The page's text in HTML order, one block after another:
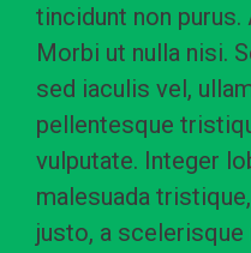
tincidunt non
Morbi ut nulla nisi.
sed iaculis vel,
pellentesque
vulputate. Integer
malesuada
justo, a